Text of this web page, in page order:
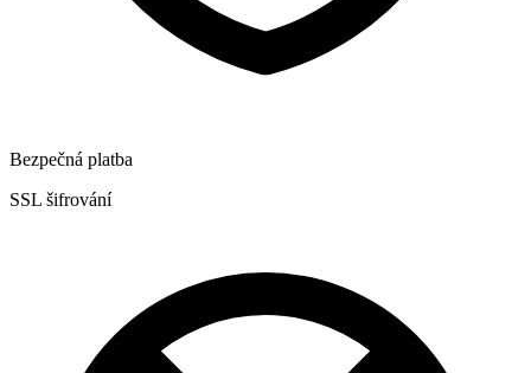
Bezpečná platba
SSL šifrování